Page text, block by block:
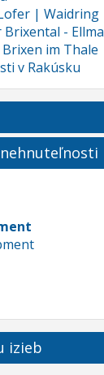
| Waidring
Brixental -
im Thale
v Rakúsku
izieb